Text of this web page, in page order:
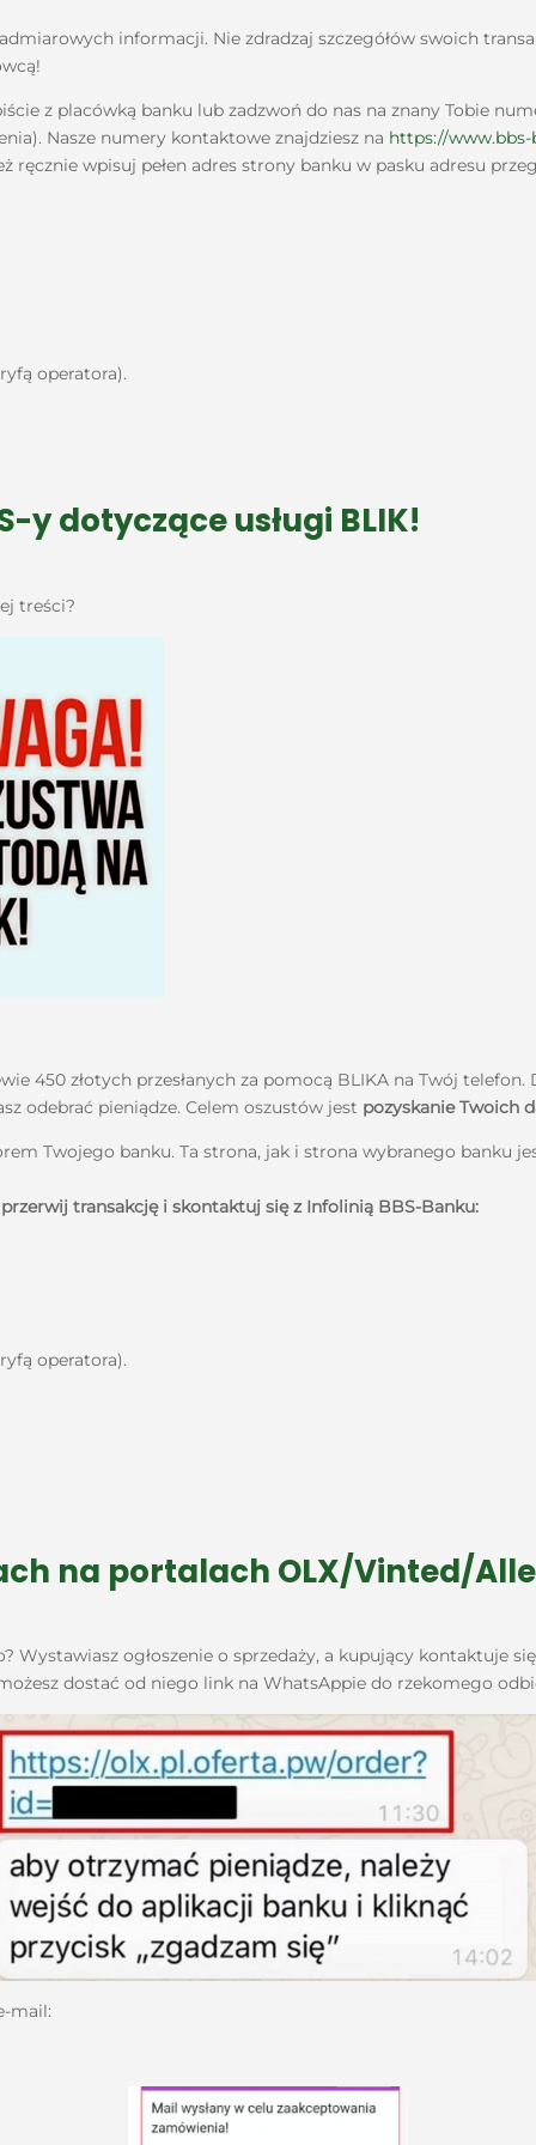
informacji. Nie zdradzaj szczegółów swoich
z placówką banku lub zadzwoń do nas na znany Tobie
Nasze numery kontaktowe znajdziesz na https://
ręcznie wpisuj pełen adres strony banku w pasku adresu
operatora).
y dotyczące usługi BLIK!
treści?
450 złotych przesłanych za pomocą BLIKA na Twój
odebrać pieniądze. Celem oszustów jest pozyskanie Twoich
Twojego banku. Ta strona, jak i strona wybranego banku
przerwij transakcję i skontaktuj się z Infolinią BBS-Banku:
operatora).
na portalach OLX/Vinted/
Wystawiasz ogłoszenie o sprzedaży, a kupujący kontaktuje
dostać od niego link na WhatsAppie do rzekomego
mail: